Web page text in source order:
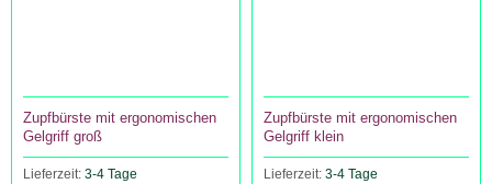
Zupfbürste mit ergonomischen
Gelgriff groß
Lieferzeit: 3-4 Tage
Zupfbürste mit ergonomischen
Gelgriff klein
Lieferzeit: 3-4 Tage